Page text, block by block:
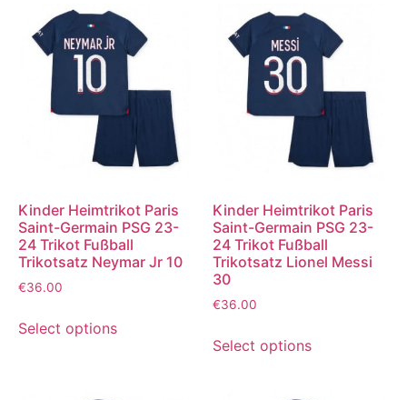
Kinder Heimtrikot Paris
Saint-Germain PSG 23-
24 Trikot Fußball
Trikotsatz Neymar Jr 10
€36.00
Select options
Kinder Heimtrikot Paris
Saint-Germain PSG 23-
24 Trikot Fußball
Trikotsatz Lionel Messi
30
€36.00
Select options